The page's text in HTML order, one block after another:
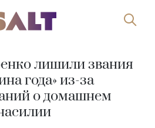
лишили звания
года» из-за
о домашнем